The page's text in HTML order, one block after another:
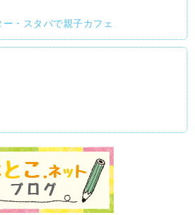
・スタバで親子カフェ